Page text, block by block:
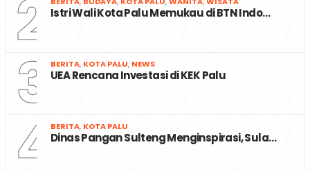
2 Istri Wali Kota Palu Memukau di BTN Indo…
3 BERITA, KOTA PALU, NEWS
UEA Rencana Investasi di KEK Palu
4 BERITA, KOTA PALU
Dinas Pangan Sulteng Menginspirasi, Sula…